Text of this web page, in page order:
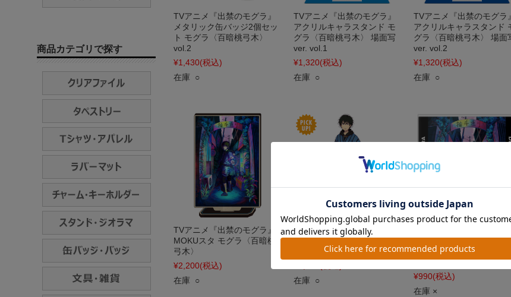
TVアニメ『出禁のモグラ』
メタリック缶バッジ2個セッ
ト モグラ〈百暗桃弓木〉
vol.2
¥1,430(税込)
在庫 ○
TVアニメ『出禁のモグラ』
アクリルキャラスタンド モ
グラ〈百暗桃弓木〉 場面写
ver. vol.1
¥1,320(税込)
在庫 ○
TVアニメ『出禁のモグラ』
アクリルキャラスタンド
グラ〈百暗桃弓木〉 場面
ver. vol.2
¥1,320(税込)
在庫 ○
TVアニメ『出禁のモグラ』
MOKUスタ モグラ〈百暗桃
弓木〉
¥2,200(税込)
在庫 ○
TVアニメ『出禁のモグラ』
アクリルキャラスタンド モ
グラ〈百暗桃弓木〉
在庫 ○
アクリルコースター(スタ
ド付) モグラ〈百暗桃弓木
vol.1
¥990(税込)
在庫 ×
商品カテゴリで探す